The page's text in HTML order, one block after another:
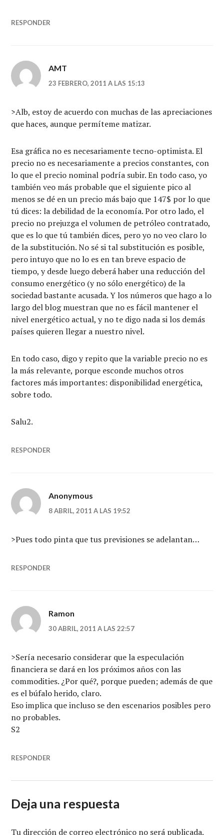
RESPONDER
AMT
23 FEBRERO, 2011 A LAS 15:13
>Alb, estoy de acuerdo con muchas de las apreciaciones
que haces, aunque permíteme matizar.
Esa gráfica no es necesariamente tecno-optimista. El
precio no es necesariamente a precios constantes, con
lo que el precio nominal podría subir. En todo caso, yo
también veo más probable que el siguiente pico al
menos se dé en un precio más bajo que 147$ por lo que
tú dices: la debilidad de la economía. Por otro lado, el
precio no prejuzga el volumen de petróleo contratado,
que es lo que tú también dices, pero yo no veo claro lo
de la substitución. No sé si tal substitución es posible,
pero intuyo que no lo es en tan breve espacio de
tiempo, y desde luego deberá haber una reducción del
consumo energético (y no sólo energético) de la
sociedad bastante acusada. Y los números que hago a lo
largo del blog muestran que no es fácil mantener el
nivel energético actual, y no te digo nada si los demás
países quieren llegar a nuestro nivel.
En todo caso, digo y repito que la variable precio no es
la más relevante, porque esconde muchos otros
factores más importantes: disponibilidad energética,
sobre todo.
Salu2.
RESPONDER
Anonymous
8 ABRIL, 2011 A LAS 19:52
>Pues todo pinta que tus previsiones se adelantan…
RESPONDER
Ramon
30 ABRIL, 2011 A LAS 22:57
>Sería necesario considerar que la especulación
financiera se dará en los próximos años con las
commodities. ¿Por qué?, porque pueden; además de que
es el búfalo herido, claro.
Eso implica que incluso se den escenarios posibles pero
no probables.
S2
RESPONDER
Deja una respuesta
Tu dirección de correo electrónico no será publicada.